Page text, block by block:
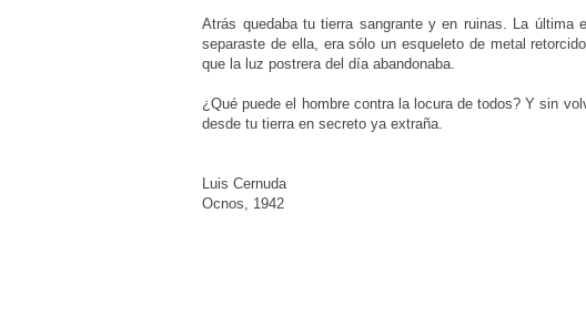
Atrás quedaba tu tierra sangrante y en ruinas. La
separaste de ella, era sólo un esqueleto de metal
que la luz postrera del día abandonaba.
¿Qué puede el hombre contra la locura de todos? Y sin
desde tu tierra en secreto ya extraña.
Luis Cernuda
Ocnos, 1942